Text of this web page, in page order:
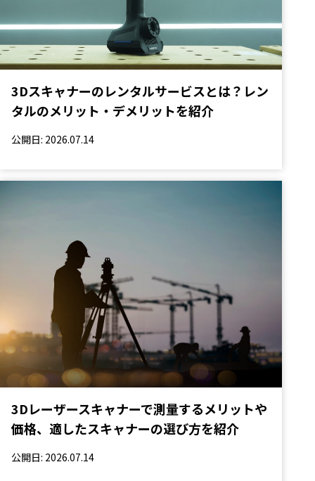
3Dスキャナーのレンタルサービスとは？レン
タルのメリット・デメリットを紹介
公開日: 2026.07.14
3Dレーザースキャナーで測量するメリットや
価格、適したスキャナーの選び方を紹介
公開日: 2026.07.14